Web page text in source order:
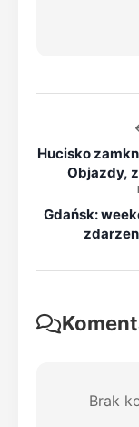
Hucisko
Objazdy,
Gdańsk:
Brak